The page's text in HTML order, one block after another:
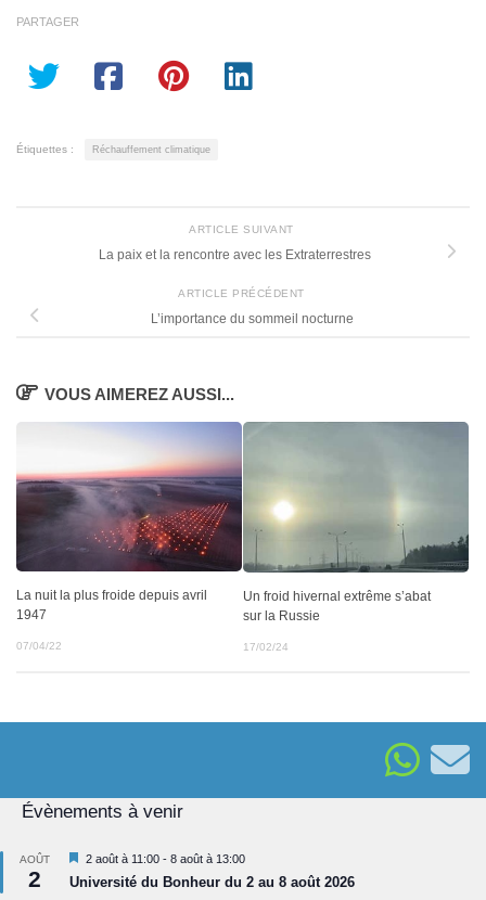
PARTAGER
Étiquettes : Réchauffement climatique
ARTICLE SUIVANT
La paix et la rencontre avec les Extraterrestres
ARTICLE PRÉCÉDENT
L’importance du sommeil nocturne
VOUS AIMEREZ AUSSI...
La nuit la plus froide depuis avril
1947
07/04/22
Un froid hivernal extrême s’abat
sur la Russie
17/02/24
Évènements à venir
AOÛT
2
Mis
en
avant
2 août à 11:00 - 8 août à 13:00
Université du Bonheur du 2 au 8 août 2026